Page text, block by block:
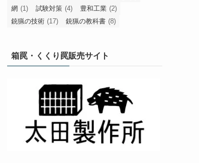
網 (1) 試験対策 (4) 豊和工業 (2)
銃猟の技術 (17) 銃猟の教科書 (8)
箱罠・くくり罠販売サイト